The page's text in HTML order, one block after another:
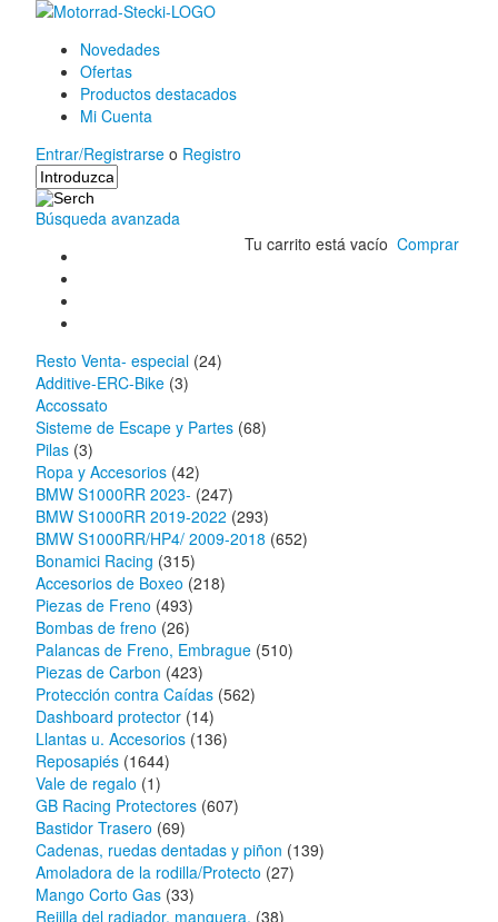
Novedades
Ofertas
Productos destacados
Mi Cuenta
Entrar/Registrarse o Registro
Búsqueda avanzada
Tu carrito está vacío Comprar
Resto Venta- especial (24)
Additive-ERC-Bike (3)
Accossato
Sisteme de Escape y Partes (68)
Pilas (3)
Ropa y Accesorios (42)
BMW S1000RR 2023- (247)
BMW S1000RR 2019-2022 (293)
BMW S1000RR/HP4/ 2009-2018 (652)
Bonamici Racing (315)
Accesorios de Boxeo (218)
Piezas de Freno (493)
Bombas de freno (26)
Palancas de Freno, Embrague (510)
Piezas de Carbon (423)
Protección contra Caídas (562)
Dashboard protector (14)
Llantas u. Accesorios (136)
Reposapiés (1644)
Vale de regalo (1)
GB Racing Protectores (607)
Bastidor Trasero (69)
Cadenas, ruedas dentadas y piñon (139)
Amoladora de la rodilla/Protecto (27)
Mango Corto Gas (33)
Rejilla del radiador, manguera, (38)